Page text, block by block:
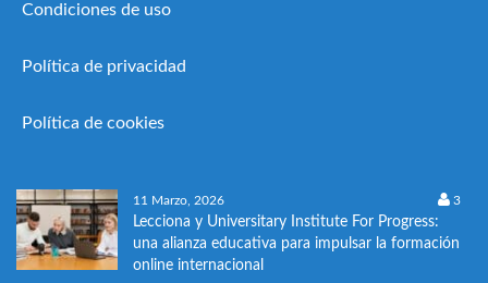
Condiciones de uso
Política de privacidad
Política de cookies
11 Marzo, 2026 3
Lecciona y Universitary Institute For Progress:
una alianza educativa para impulsar la formación
online internacional